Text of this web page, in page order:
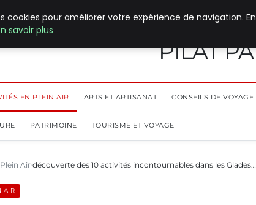
PILAT
EN PLEIN AIR ARTS ET ARTISANAT CONSEILS DE VOYAGE
PATRIMOINE TOURISME ET VOYAGE
Air découverte des 10 activités incontournables dans les Glades…
AIR
cookies pour améliorer votre expérience de navigation.
savoir plus